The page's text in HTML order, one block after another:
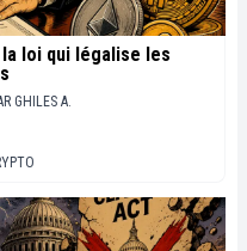
loi qui légalise les
GHILES A.